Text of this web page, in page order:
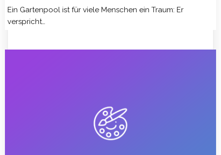
Ein Gartenpool ist für viele Menschen ein Traum: Er
verspricht…